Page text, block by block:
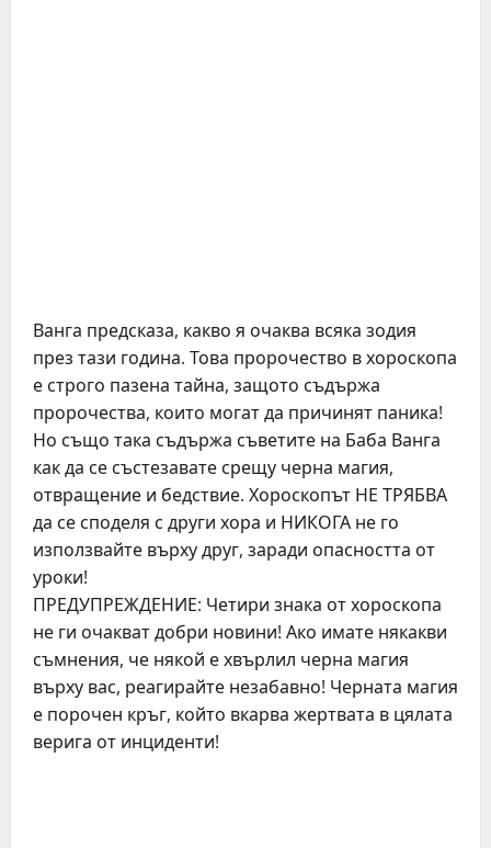
Ванга предсказа, какво я очаква всяка зодия
през тази година. Това пророчество в хороскопа
е строго пазена тайна, защото съдържа
пророчества, които могат да причинят паника!
Но също така съдържа съветите на Баба Ванга
как да се състезавате срещу черна магия,
отвращение и бедствие. Хороскопът НЕ ТРЯБВА
да се споделя с други хора и НИКОГА не го
използвайте върху друг, заради опасността от
уроки!
ПРЕДУПРЕЖДЕНИЕ: Четири знака от хороскопа
не ги очакват добри новини! Ако имате някакви
съмнения, че някой е хвърлил черна магия
върху вас, реагирайте незабавно! Черната магия
е порочен кръг, който вкарва жертвата в цялата
верига от инциденти!